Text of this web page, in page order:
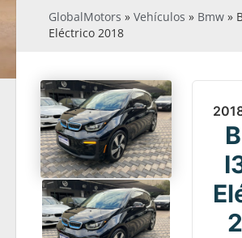
GlobalMotors » Vehículos » Bmw »
Eléctrico 2018